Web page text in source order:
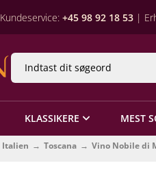
Kundeservice: +45 98 92 18 53 |
KLASSIKERE MEST
Italien Toscana Vino Nobile di